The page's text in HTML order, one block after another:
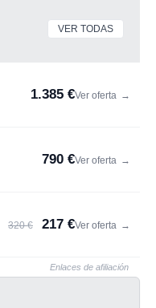
VER TODAS
1.385 €Ver oferta →
790 €Ver oferta →
320 € 217 €Ver oferta →
Enlaces de afiliación